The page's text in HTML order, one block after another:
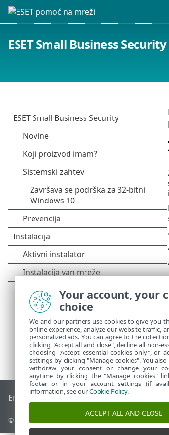
ESET Small Business Security
End of Life ESET Forum ESET baza znanja
© 1992 - 2026 ESET, spol. s r.o. - Sva prava zadržana.
Your account, your
choice
We and our partners use cookies to give you
online experience, analyze our website traffic,
personalized ads. You can agree to the
clicking "Accept all and close", decline all non-
choosing "Accept essential cookies only", or
settings by clicking "Manage cookies". You
withdraw your consent or change your
anytime by clicking the "Manage cookies"
footer or in your account settings (if
information, see ourCookie Policy.
ACCEPT ALL AND CLOSE